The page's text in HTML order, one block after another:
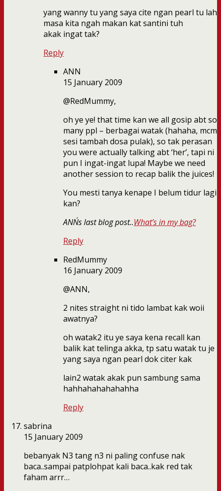
yang wanny tu yang saya cite ngan pearl tu lah
masa kita ngah makan kat santini tuh
akak ingat tak?
Reply
ANN
15 January 2009
@RedMummy,
oh ye ye! that time kan we all gosip abt so
many ppl – berbagai watak (hahaha, mcm
sesi tambah dosa pulak), so tak perasan
you were actually talking abt ‘her’, tapi ni
pun I ingat-ingat lupa! Maybe we need
another session to recap balik the juices!
You mesti tanya kenape I belum tidur lagi
kan?
ANN´s last blog post..What’s in my bag?
Reply
RedMummy
16 January 2009
@ANN,
2 nites straight ni tido lambat kak woii
awatnya?
oh watak2 itu ye saya kena recall kan
balik kat telinga akka, tp satu watak tu je
yang saya ngan pearl dok citer kak
lain2 watak akak pun sambung sama
hahhahahahahahha
Reply
sabrina
15 January 2009
bebanyak N3 tang n3 ni paling confuse nak
baca..sampai patplohpat kali baca..kak red tak
faham arrr…